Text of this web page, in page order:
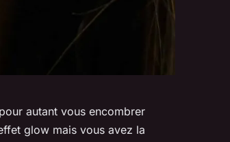
autant vous encombrer
glow mais vous avez la